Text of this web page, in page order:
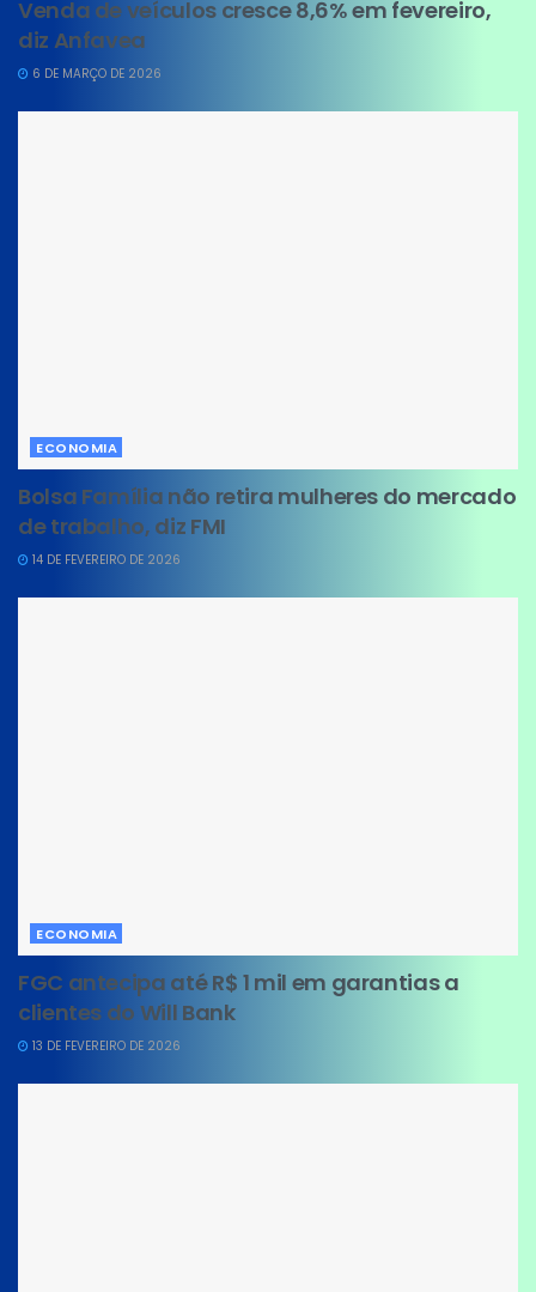
Venda de veículos cresce 8,6% em fevereiro,
diz Anfavea
6 DE MARÇO DE 2026
ECONOMIA
Bolsa Família não retira mulheres do mercado
de trabalho, diz FMI
14 DE FEVEREIRO DE 2026
ECONOMIA
FGC antecipa até R$ 1 mil em garantias a
clientes do Will Bank
13 DE FEVEREIRO DE 2026